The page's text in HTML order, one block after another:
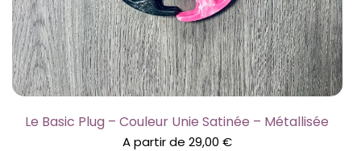
Le Basic Plug – Couleur Unie Satinée – Métallisée
A partir de 29,00 €